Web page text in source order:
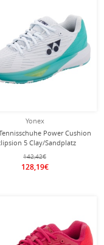
Yonex
Power Cushion
5 Clay/Sandplatz
2026 pale blau Damen
142,42€
128,19€
reduziert